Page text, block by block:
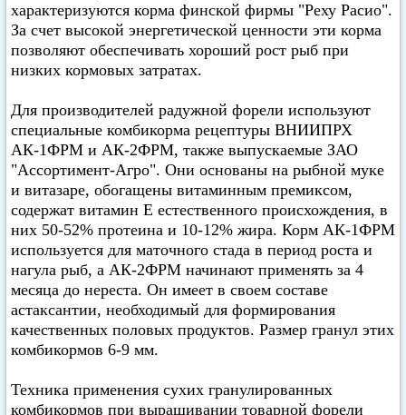
характеризуются корма финской фирмы "Реху Расио".
За счет высокой энергетической ценности эти корма
позволяют обеспечивать хороший рост рыб при
низких кормовых затратах.
Для производителей радужной форели используют
специальные комбикорма рецептуры ВНИИПРХ
АК-1ФРМ и АК-2ФРМ, также выпускаемые ЗАО
"Ассортимент-Агро". Они основаны на рыбной муке
и витазаре, обогащены витаминным премиксом,
содержат витамин Е естественного происхождения, в
них 50-52% протеина и 10-12% жира. Корм АК-1ФРМ
используется для маточного стада в период роста и
нагула рыб, а АК-2ФРМ начинают применять за 4
месяца до нереста. Он имеет в своем составе
астаксантии, необходимый для формирования
качественных половых продуктов. Размер гранул этих
комбикормов 6-9 мм.
Техника применения сухих гранулированных
комбикормов при выращивании товарной форели